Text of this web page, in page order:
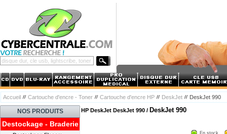
Accueil Cartouche d'encre - Toner Cartouche d'encre HP DeskJet DeskJet 990
NOS PRODUITS
Destockage - Braderie
HP DeskJet DeskJet 990 / DeskJet 990
En stock